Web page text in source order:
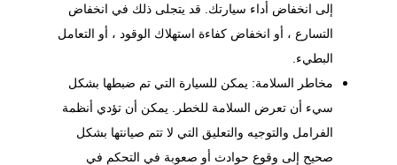
إلى انخفاض أداء سيارتك. قد يتجلى ذلك في انخفاض
التسارع ، أو انخفاض كفاءة استهلاك الوقود ، أو التعامل
البطيء.
مخاطر السلامة: يمكن للسيارة التي تم ضبطها بشكل
سيء أن تعرض السلامة للخطر. يمكن أن تؤدي أنظمة
الفرامل والتوجيه والتعليق التي لا تتم صيانتها بشكل
صحيح إلى وقوع حوادث أو صعوبة في التحكم في